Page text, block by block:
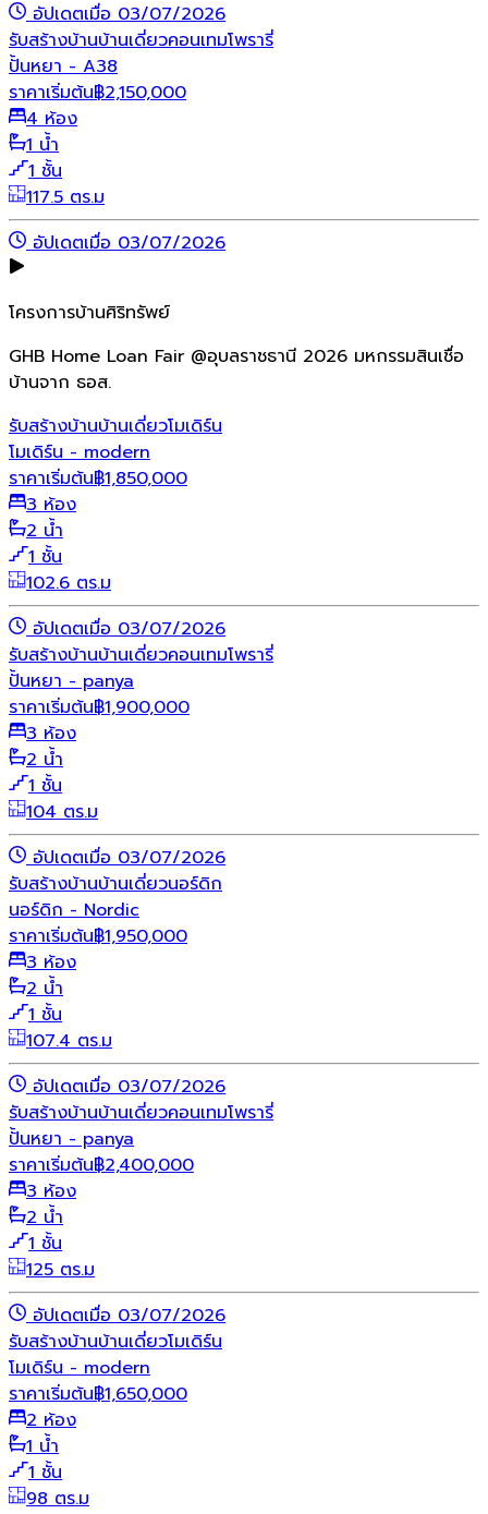
อัปเดตเมื่อ 03/07/2026
รับสร้างบ้านบ้านเดี่ยวคอนเทมโพรารี่
ปั้นหยา - A38
ราคาเริ่มต้น฿2,150,000
4 ห้อง
1 น้ำ
1 ชั้น
117.5 ตร.ม
อัปเดตเมื่อ 03/07/2026
โครงการบ้านศิริทรัพย์
GHB Home Loan Fair @อุบลราชธานี 2026 มหกรรมสินเชื่อ
บ้านจาก ธอส.
รับสร้างบ้านบ้านเดี่ยวโมเดิร์น
โมเดิร์น - modern
ราคาเริ่มต้น฿1,850,000
3 ห้อง
2 น้ำ
1 ชั้น
102.6 ตร.ม
อัปเดตเมื่อ 03/07/2026
รับสร้างบ้านบ้านเดี่ยวคอนเทมโพรารี่
ปั้นหยา - panya
ราคาเริ่มต้น฿1,900,000
3 ห้อง
2 น้ำ
1 ชั้น
104 ตร.ม
อัปเดตเมื่อ 03/07/2026
รับสร้างบ้านบ้านเดี่ยวนอร์ดิก
นอร์ดิก - Nordic
ราคาเริ่มต้น฿1,950,000
3 ห้อง
2 น้ำ
1 ชั้น
107.4 ตร.ม
อัปเดตเมื่อ 03/07/2026
รับสร้างบ้านบ้านเดี่ยวคอนเทมโพรารี่
ปั้นหยา - panya
ราคาเริ่มต้น฿2,400,000
3 ห้อง
2 น้ำ
1 ชั้น
125 ตร.ม
อัปเดตเมื่อ 03/07/2026
รับสร้างบ้านบ้านเดี่ยวโมเดิร์น
โมเดิร์น - modern
ราคาเริ่มต้น฿1,650,000
2 ห้อง
1 น้ำ
1 ชั้น
98 ตร.ม